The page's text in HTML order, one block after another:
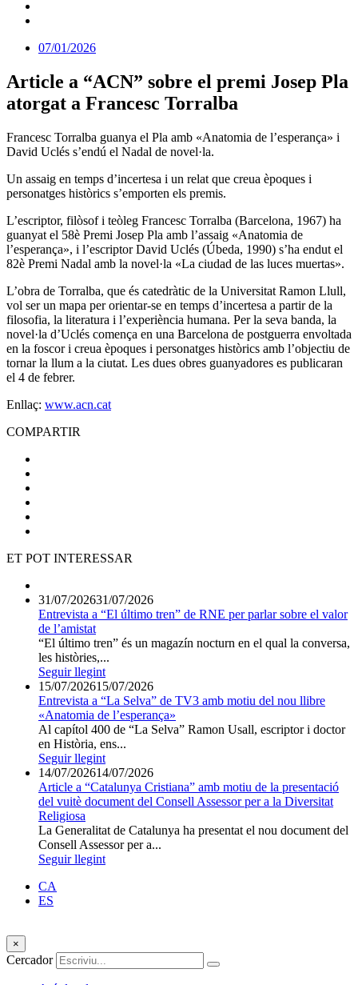
07/01/2026
Article a “ACN” sobre el premi Josep Pla
atorgat a Francesc Torralba
Francesc Torralba guanya el Pla amb «Anatomia de l’esperança» i
David Uclés s’endú el Nadal de novel·la.
Un assaig en temps d’incertesa i un relat que creua èpoques i
personatges històrics s’emporten els premis.
L’escriptor, filòsof i teòleg Francesc Torralba (Barcelona, 1967) ha
guanyat el 58è Premi Josep Pla amb l’assaig «Anatomia de
l’esperança», i l’escriptor David Uclés (Úbeda, 1990) s’ha endut el
82è Premi Nadal amb la novel·la «La ciudad de las luces muertas».
L’obra de Torralba, que és catedràtic de la Universitat Ramon Llull,
vol ser un mapa per orientar-se en temps d’incertesa a partir de la
filosofia, la literatura i l’experiència humana. Per la seva banda, la
novel·la d’Uclés comença en una Barcelona de postguerra envoltada
en la foscor i creua èpoques i personatges històrics amb l’objectiu de
tornar la llum a la ciutat. Les dues obres guanyadores es publicaran
el 4 de febrer.
Enllaç: www.acn.cat
COMPARTIR
ET POT INTERESSAR
31/07/202631/07/2026
Entrevista a “El último tren” de RNE per parlar sobre el valor
de l’amistat
“El último tren” és un magazín nocturn en el qual la conversa,
les històries,...
Seguir llegint
15/07/202615/07/2026
Entrevista a “La Selva” de TV3 amb motiu del nou llibre
«Anatomia de l’esperança»
Al capítol 400 de “La Selva” Ramon Usall, escriptor i doctor
en Història, ens...
Seguir llegint
14/07/202614/07/2026
Article a “Catalunya Cristiana” amb motiu de la presentació
del vuitè document del Consell Assessor per a la Diversitat
Religiosa
La Generalitat de Catalunya ha presentat el nou document del
Consell Assessor per a...
Seguir llegint
CA
ES
×
Cercador